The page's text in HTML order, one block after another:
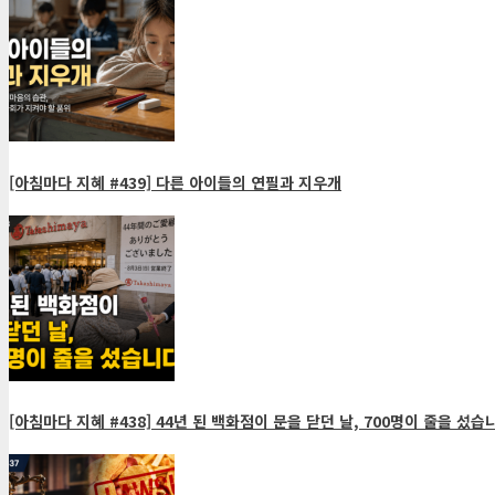
[아침마다 지혜 #439] 다른 아이들의 연필과 지우개
[아침마다 지혜 #438] 44년 된 백화점이 문을 닫던 날, 700명이 줄을 섰습